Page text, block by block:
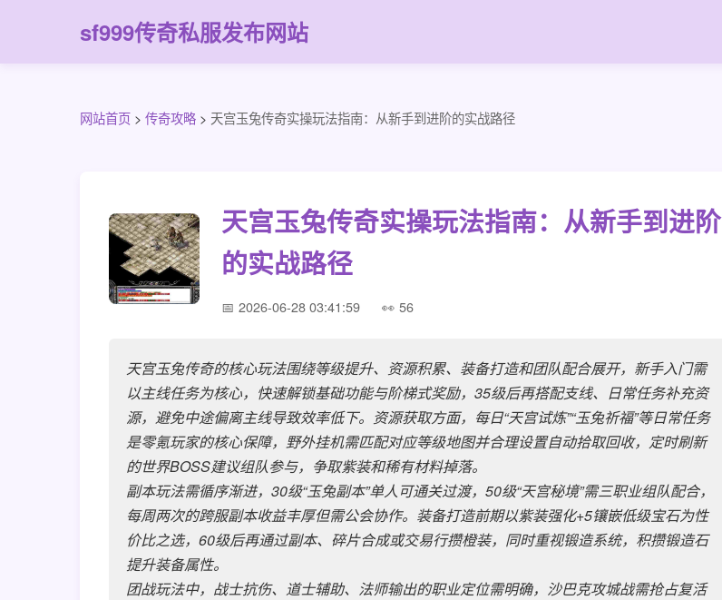
sf999传奇私服发布网站
网站首页 > 传奇攻略 > 天宫玉兔传奇实操玩法指南：从新手到进阶的实战路径
天宫玉兔传奇实操玩法指南：从新手到进阶
的实战路径
2026-06-28 03:41:59 56
天宫玉兔传奇的核心玩法围绕等级提升、资源积累、装备打造和团队配合展开，新手入门需
以主线任务为核心，快速解锁基础功能与阶梯式奖励，35级后再搭配支线、日常任务补充资
源，避免中途偏离主线导致效率低下。资源获取方面，每日“天宫试炼”“玉兔祈福”等日常任务
是零氪玩家的核心保障，野外挂机需匹配对应等级地图并合理设置自动拾取回收，定时刷新
的世界BOSS建议组队参与，争取紫装和稀有材料掉落。
副本玩法需循序渐进，30级“玉兔副本”单人可通关过渡，50级“天宫秘境”需三职业组队配合，
每周两次的跨服副本收益丰厚但需公会协作。装备打造前期以紫装强化+5镶嵌低级宝石为性
价比之选，60级后再通过副本、碎片合成或交易行攒橙装，同时重视锻造系统，积攒锻造石
提升装备属性。
团战玩法中，战士抗伤、道士辅助、法师输出的职业定位需明确，沙巴克攻城战需抢占复活